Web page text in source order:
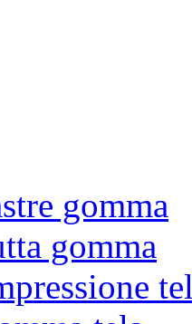
gomma
gomma